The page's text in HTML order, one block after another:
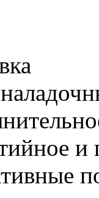
и